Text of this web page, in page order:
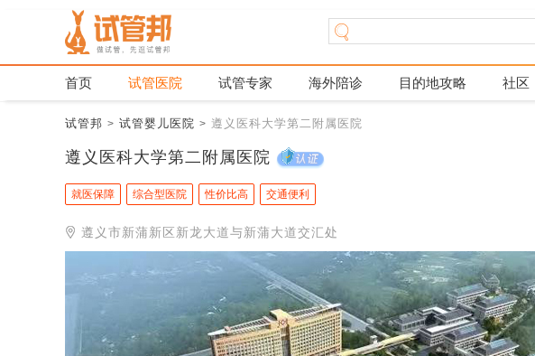
首页 试管医院 试管专家 海外陪诊 目的地攻略 社区
试管邦 > 试管婴儿医院 > 遵义医科大学第二附属医院
遵义医科大学第二附属医院
就医保障 综合型医院 性价比高 交通便利
遵义市新蒲新区新龙大道与新蒲大道交汇处